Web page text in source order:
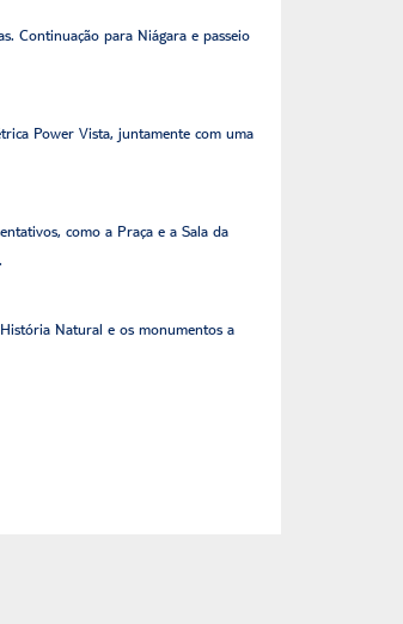
Continuação para Niágara e passeio
Power Vista, juntamente com uma
como a Praça e a Sala da
Natural e os monumentos a